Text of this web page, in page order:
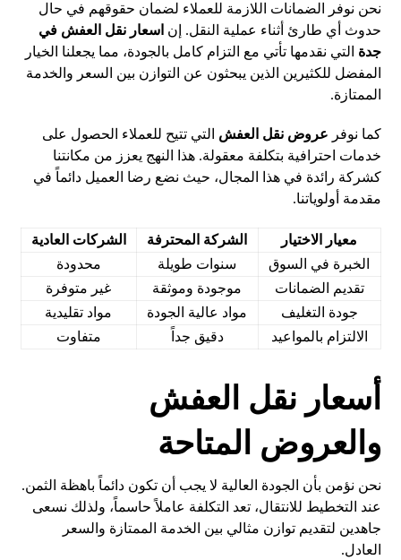
نحن نوفر الضمانات اللازمة للعملاء لضمان حقوقهم في حال
حدوث أي طارئ أثناء عملية النقل. إن اسعار نقل العفش في
جدة التي نقدمها تأتي مع التزام كامل بالجودة، مما يجعلنا الخيار
المفضل للكثيرين الذين يبحثون عن التوازن بين السعر والخدمة
الممتازة.
كما نوفر عروض نقل العفش التي تتيح للعملاء الحصول على
خدمات احترافية بتكلفة معقولة. هذا النهج يعزز من مكانتنا
كشركة رائدة في هذا المجال، حيث نضع رضا العميل دائماً في
مقدمة أولوياتنا.
معيار الاختيار الشركة المحترفة
الشركات العادية
الخبرة في السوق
سنوات طويلة
محدودة
تقديم الضمانات
موجودة وموثقة
غير متوفرة
جودة التغليف
مواد عالية الجودة
مواد تقليدية
الالتزام بالمواعيد
دقيق جداً متفاوت
أسعار نقل العفش
والعروض المتاحة
نحن نؤمن بأن الجودة العالية لا يجب أن تكون دائماً باهظة الثمن.
عند التخطيط للانتقال، تعد التكلفة عاملاً حاسماً، ولذلك نسعى
جاهدين لتقديم توازن مثالي بين الخدمة الممتازة والسعر
العادل.